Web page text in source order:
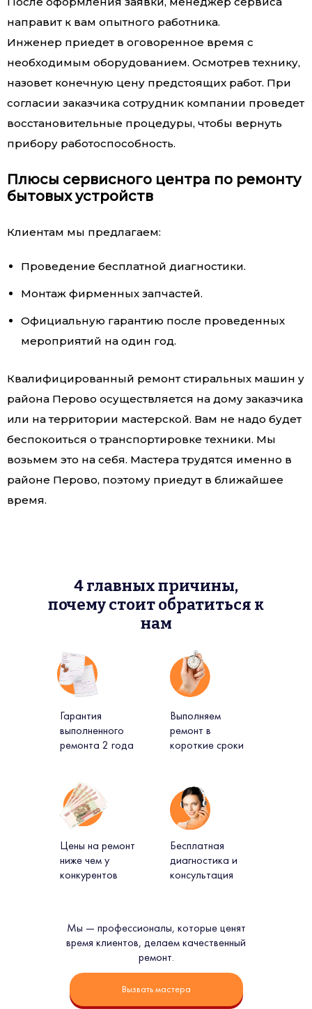
направит к вам опытного работника.
Инженер приедет в оговоренное время с
необходимым оборудованием. Осмотрев технику,
назовет конечную цену предстоящих работ. При
согласии заказчика сотрудник компании проведет
восстановительные процедуры, чтобы вернуть
прибору работоспособность.
Плюсы сервисного центра по ремонту
бытовых устройств
Клиентам мы предлагаем:
Проведение бесплатной диагностики.
Монтаж фирменных запчастей.
Официальную гарантию после проведенных
мероприятий на один год.
Квалифицированный ремонт стиральных машин у
района Перово осуществляется на дому заказчика
или на территории мастерской. Вам не надо будет
беспокоиться о транспортировке техники. Мы
возьмем это на себя. Мастера трудятся именно в
районе Перово, поэтому приедут в ближайшее
время.
4 главных причины,
почему стоит обратиться к
нам
Мы — профессионалы, которые ценят
время клиентов, делаем качественный
ремонт.
Гарантия
выполненного
ремонта 2 года
Выполняем
ремонт в
короткие сроки
Цены на ремонт
ниже чем у
конкурентов
Бесплатная
диагностика и
консультация
Вызвать мастера